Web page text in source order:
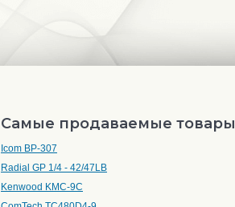
Самые продаваемые товары
Icom BP-307
Radial GP 1/4 - 42/47LB
Kenwood KMC-9C